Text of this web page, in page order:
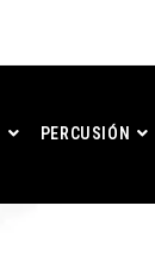
PERCUSIÓN